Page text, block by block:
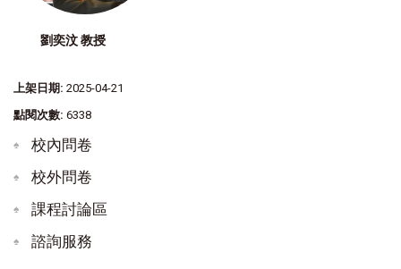
劉奕汶 教授
上架日期: 2025-04-21
點閱次數: 6338
校內問卷
校外問卷
課程討論區
諮詢服務